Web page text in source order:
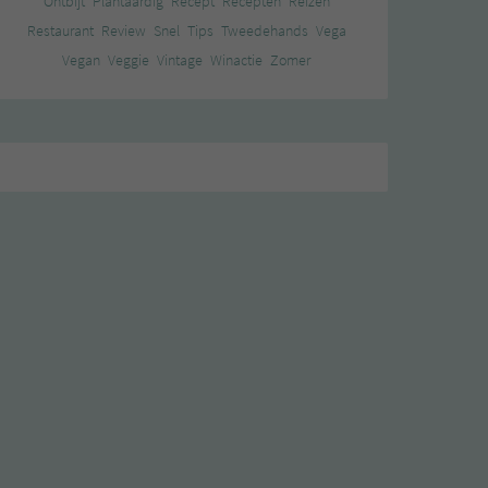
Restaurant Review Snel Tips Tweedehands Vega
Vegan Veggie Vintage Winactie Zomer